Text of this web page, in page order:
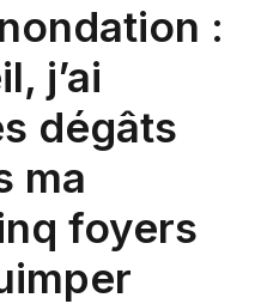
:
j’ai
dégâts
ma
foyers